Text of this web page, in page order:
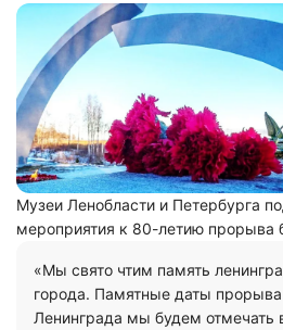
Музеи Ленобласти и Петербурга
мероприятия к 80-летию прорыва
«Мы свято чтим память
города. Памятные даты
Ленинграда мы будем отмечать